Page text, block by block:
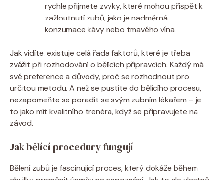
rychle přijmete zvyky, které mohou přispět k
zažloutnutí zubů, jako je nadměrná
konzumace kávy nebo tmavého vína.
Jak vidíte, existuje celá řada faktorů, které je třeba
zvážit při rozhodování o bělících přípravcích. Každý má
své preference a důvody, proč se rozhodnout pro
určitou metodu. A než se pustíte do bělícího procesu,
nezapomeňte se poradit se svým zubním lékařem – je
to jako mít kvalitního trenéra, když se připravujete na
závod.
Jak bělící procedury fungují
Bělení zubů je fascinující proces, který dokáže během